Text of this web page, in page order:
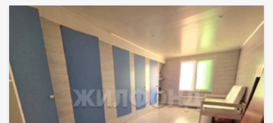
Возможна продажа в рассрочку. При звонке, пожалуйста,
сообщите номер варианта - JV000080020353.